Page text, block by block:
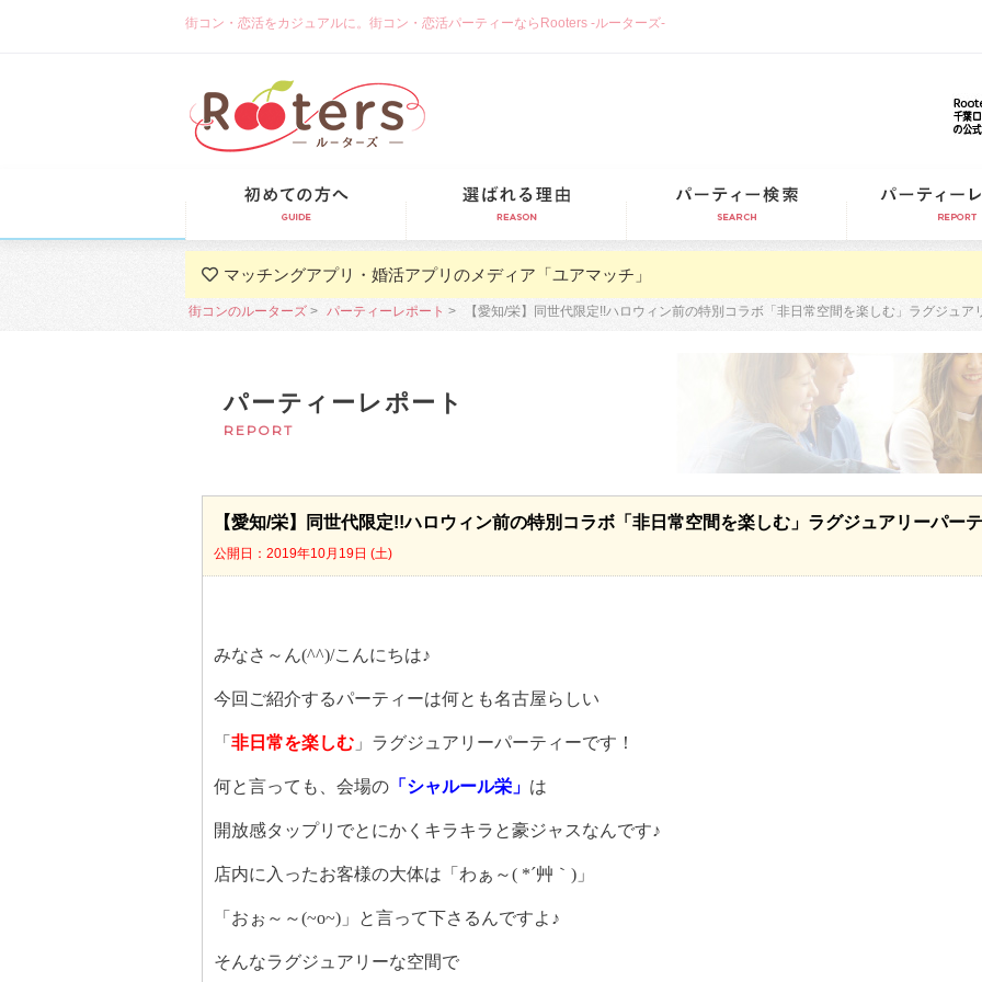
街コン・恋活をカジュアルに。街コン・恋活パーティーならRooters -ルーターズ-
マッチングアプリ・婚活アプリのメディア「ユアマッチ」
街コンのルーターズ パーティーレポート 【愛知/栄】同世代限定!!ハロウィン前の特別コラボ「非日常空間を楽しむ」ラグジュ
パーティーレポート
REPORT
【愛知/栄】同世代限定!!ハロウィン前の特別コラボ「非日常空間を楽しむ」ラグジュアリーパー
公開日：2019年10月19日 (土)
みなさ～ん(^^)/こんにちは♪
今回ご紹介するパーティーは何とも名古屋らしい
「 非日常を楽しむ 」ラグジュアリーパーティーです！
何と言っても、会場の 「シャルール栄」 は
開放感タップリでとにかくキラキラと豪ジャスなんです♪
店内に入ったお客様の大体は「わぁ～( *´艸｀ ) 」
「おぉ～～(~o~) 」と言って下さるんですよ♪
そんなラグジュアリーな空間で